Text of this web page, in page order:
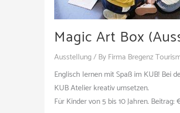
Magic Art Box
Ausstellung/ ByFirma Bregenz
Englisch lernen mit Spaß im KUB! Bei
KUB Atelier kreativ umsetzen.
Für Kinder von 5 bis 10 Jahren. Beitrag: